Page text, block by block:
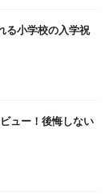
る小学校の入学祝
ュー！後悔しない